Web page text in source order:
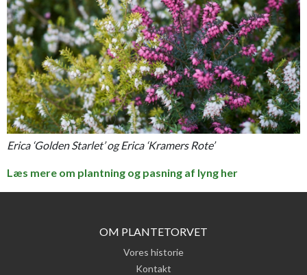
Erica ‘Golden Starlet’ og Erica ‘Kramers Rote’
Læs mere om plantning og pasning af lyng her
OM PLANTETORVET
Vores historie
Kontakt